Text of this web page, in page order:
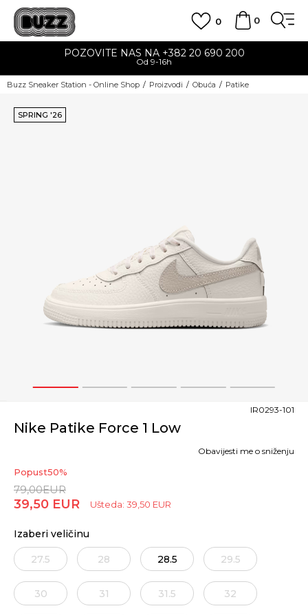
0
0
POZOVITE NAS NA +382 20 690 200
Od 9-16h
Buzz Sneaker Station - Online Shop Proizvodi Obuća Patike
1 2 3 4 5
SPRING '26
Nike Patike Force 1 Low
IR0293-101
Popust50%
79,00EUR
39,50 EUR Ušteda: 39,50 EUR
Obavijesti me o sniženju
Izaberi veličinu
27.5 28 28.5 29.5
30 31 31.5 32